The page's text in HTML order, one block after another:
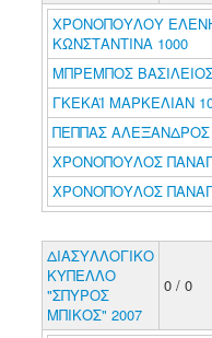
ΧΡΟΝΟΠΟΥΛΟΥ
ΚΩΝΣΤΑΝΤΙΝΑ 1000
ΜΠΡΕΜΠΟΣ
ΓΚΕΚΑΪ ΜΑΡΚΕΛΙΑΝ
ΠΕΠΠΑΣ ΑΛΕΞΑΝΔΡΟΣ
ΧΡΟΝΟΠΟΥΛΟΣ
ΧΡΟΝΟΠΟΥΛΟΣ
ΔΙΑΣΥΛΛΟΓΙΚΟ
ΚΥΠΕΛΛΟ
"ΣΠΥΡΟΣ
ΜΠΙΚΟΣ" 2007
0 / 0